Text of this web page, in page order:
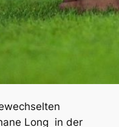
Long in der